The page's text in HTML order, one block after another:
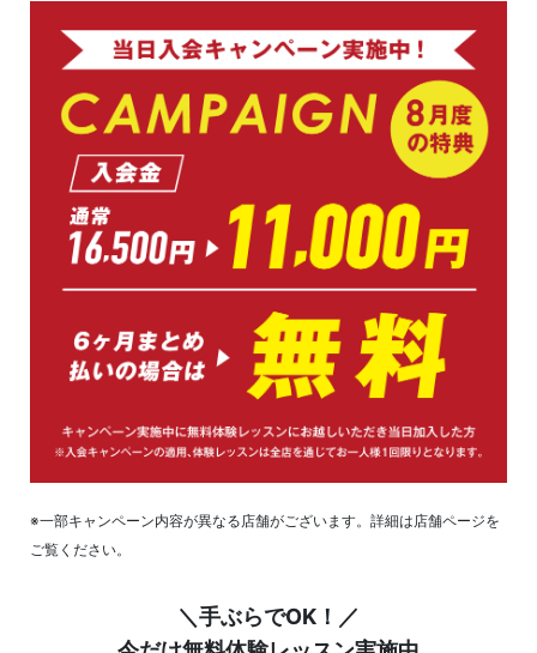
※一部キャンペーン内容が異なる店舗がございます。詳細は店舗ページを
ご覧ください。
＼手ぶらでOK！／